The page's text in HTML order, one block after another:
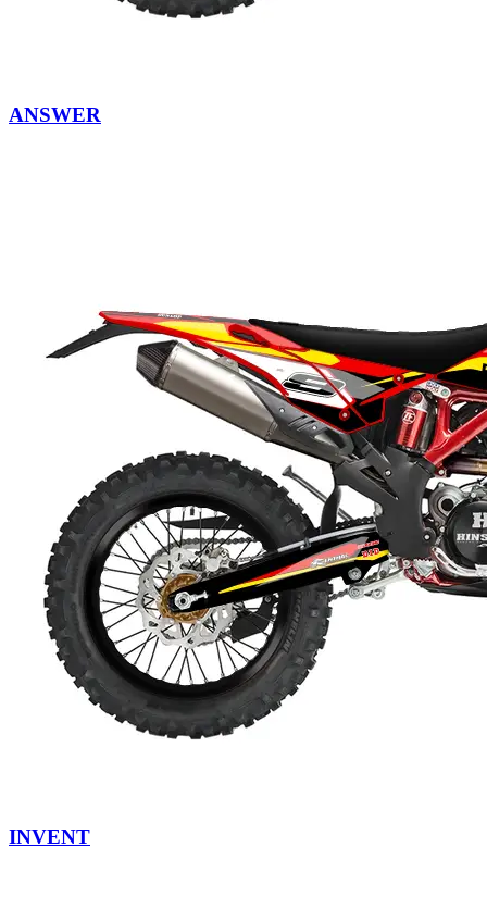
ANSWER
INVENT